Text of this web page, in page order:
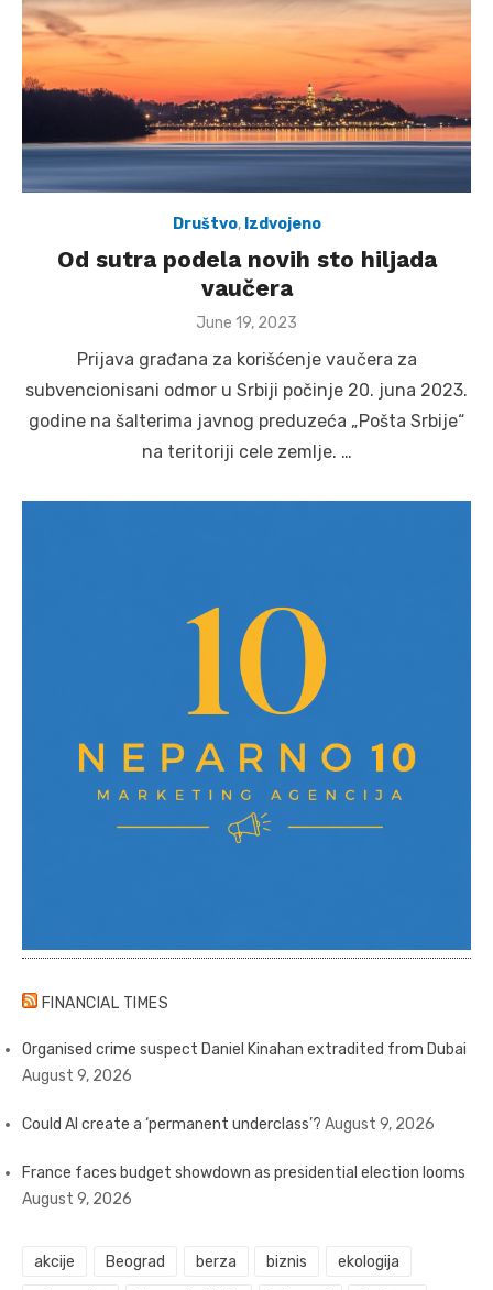
Društvo, Izdvojeno
Od sutra podela novih sto hiljada
vaučera
Posted
June 19, 2023
Prijava građana za korišćenje vaučera za
subvencionisani odmor u Srbiji počinje 20. juna 2023.
godine na šalterima javnog preduzeća „Pošta Srbije“
na teritoriji cele zemlje. …
FINANCIAL TIMES
Organised crime suspect Daniel Kinahan extradited from Dubai
August 9, 2026
Could AI create a ‘permanent underclass’? August 9, 2026
France faces budget showdown as presidential election looms
August 9, 2026
akcije Beograd berza biznis ekologija